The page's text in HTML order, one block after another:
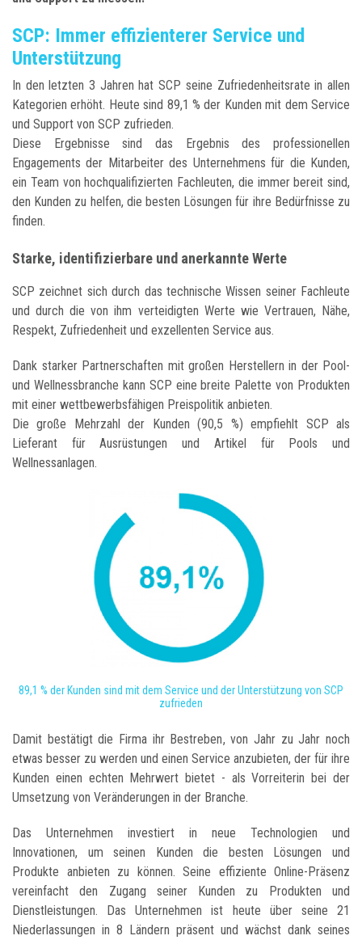
SCP: Immer effizienterer Service und
Unterstützung
In den letzten 3 Jahren hat SCP seine Zufriedenheitsrate in allen
Kategorien erhöht. Heute sind 89,1 % der Kunden mit dem Service
und Support von SCP zufrieden.
Diese Ergebnisse sind das Ergebnis des professionellen
Engagements der Mitarbeiter des Unternehmens für die Kunden,
ein Team von hochqualifizierten Fachleuten, die immer bereit sind,
den Kunden zu helfen, die besten Lösungen für ihre Bedürfnisse zu
finden.
Starke, identifizierbare und anerkannte Werte
SCP zeichnet sich durch das technische Wissen seiner Fachleute
und durch die von ihm verteidigten Werte wie Vertrauen, Nähe,
Respekt, Zufriedenheit und exzellenten Service aus.
Dank starker Partnerschaften mit großen Herstellern in der Pool-
und Wellnessbranche kann SCP eine breite Palette von Produkten
mit einer wettbewerbsfähigen Preispolitik anbieten.
Die große Mehrzahl der Kunden (90,5 %) empfiehlt SCP als
Lieferant für Ausrüstungen und Artikel für Pools und
Wellnessanlagen.
89,1 % der Kunden sind mit dem Service und der Unterstützung von SCP
zufrieden
Damit bestätigt die Firma ihr Bestreben, von Jahr zu Jahr noch
etwas besser zu werden und einen Service anzubieten, der für ihre
Kunden einen echten Mehrwert bietet - als Vorreiterin bei der
Umsetzung von Veränderungen in der Branche.
Das Unternehmen investiert in neue Technologien und
Innovationen, um seinen Kunden die besten Lösungen und
Produkte anbieten zu können. Seine effiziente Online-Präsenz
vereinfacht den Zugang seiner Kunden zu Produkten und
Dienstleistungen. Das Unternehmen ist heute über seine 21
Niederlassungen in 8 Ländern präsent und wächst dank seines